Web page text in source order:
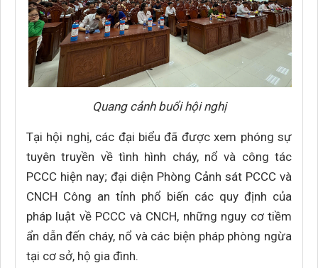
Quang cảnh buổi hội nghị
Tại hội nghị, các đại biểu đã được xem phóng sự
tuyên truyền về tình hình cháy, nổ và công tác
PCCC hiện nay; đại diện Phòng Cảnh sát PCCC và
CNCH Công an tỉnh phổ biến các quy định của
pháp luật về PCCC và CNCH, những nguy cơ tiềm
ẩn dẫn đến cháy, nổ và các biện pháp phòng ngừa
tại cơ sở, hộ gia đình.